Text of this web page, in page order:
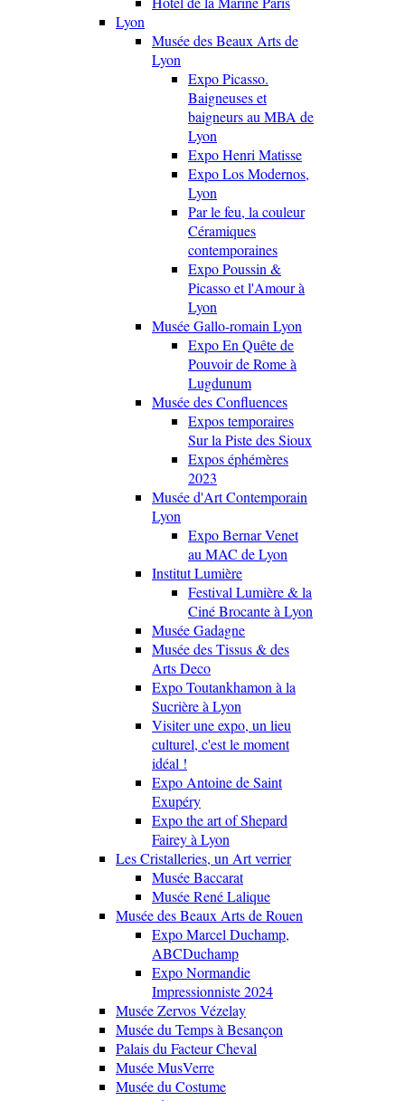
Lyon
Musée des Beaux Arts de
Lyon
Expo Picasso.
Baigneuses et
baigneurs au MBA de
Lyon
Expo Henri Matisse
Expo Los Modernos,
Lyon
Par le feu, la couleur
Céramiques
contemporaines
Expo Poussin &
Picasso et l'Amour à
Lyon
Musée Gallo-romain Lyon
Expo En Quête de
Pouvoir de Rome à
Lugdunum
Musée des Confluences
Expos temporaires
Sur la Piste des Sioux
Expos éphémères
2023
Musée d'Art Contemporain
Lyon
Expo Bernar Venet
au MAC de Lyon
Institut Lumière
Festival Lumière & la
Ciné Brocante à Lyon
Musée Gadagne
Musée des Tissus & des
Arts Deco
Expo Toutankhamon à la
Sucrière à Lyon
Visiter une expo, un lieu
culturel, c'est le moment
idéal !
Expo Antoine de Saint
Exupéry
Expo the art of Shepard
Fairey à Lyon
Les Cristalleries, un Art verrier
Musée Baccarat
Musée René Lalique
Musée des Beaux Arts de Rouen
Expo Marcel Duchamp,
ABCDuchamp
Expo Normandie
Impressionniste 2024
Musée Zervos Vézelay
Musée du Temps à Besançon
Palais du Facteur Cheval
Musée MusVerre
Musée du Costume